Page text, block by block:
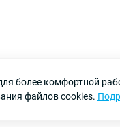
более комфортной
файлов cookies.